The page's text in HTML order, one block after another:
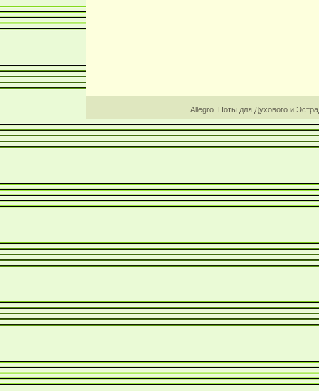
Allegro. Ноты для Духового и